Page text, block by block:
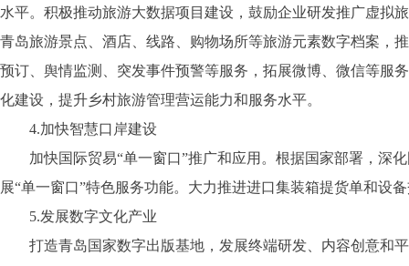
水平。积极推动旅游大数据项目建设，鼓励企业研发推广虚拟
青岛旅游景点、酒店、线路、购物场所等旅游元素数字档案，
预订、舆情监测、突发事件预警等服务，拓展微博、微信等服
化建设，提升乡村旅游管理营运能力和服务水平。
4.加快智慧口岸建设
加快国际贸易“单一窗口”推广和应用。根据国家部署，深化
展“单一窗口”特色服务功能。大力推进进口集装箱提货单和设
5.发展数字文化产业
打造青岛国家数字出版基地，发展终端研发、内容创意和平